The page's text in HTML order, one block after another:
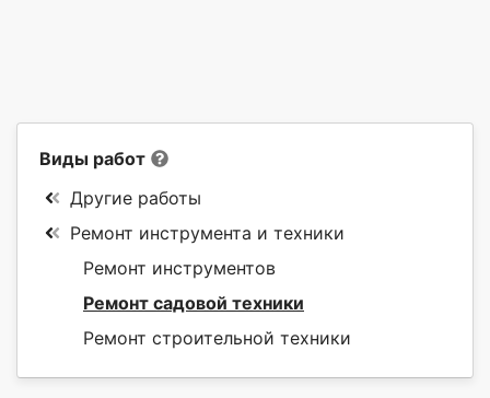
Виды работ
Другие работы
Ремонт инструмента и техники
Ремонт инструментов
Ремонт садовой техники
Ремонт строительной техники